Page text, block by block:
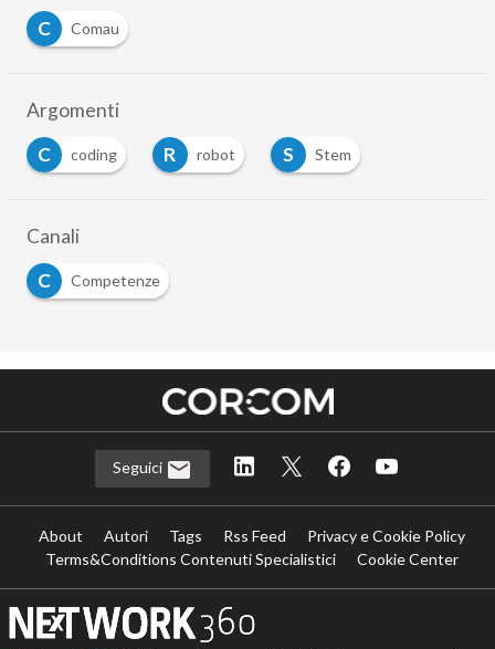
C
Comau
Argomenti
C
coding R robot S Stem
Canali
C
Competenze
Seguici
About Autori Tags Rss Feed
Privacy e Cookie Policy
Terms&Conditions Contenuti Specialistici
Cookie Center